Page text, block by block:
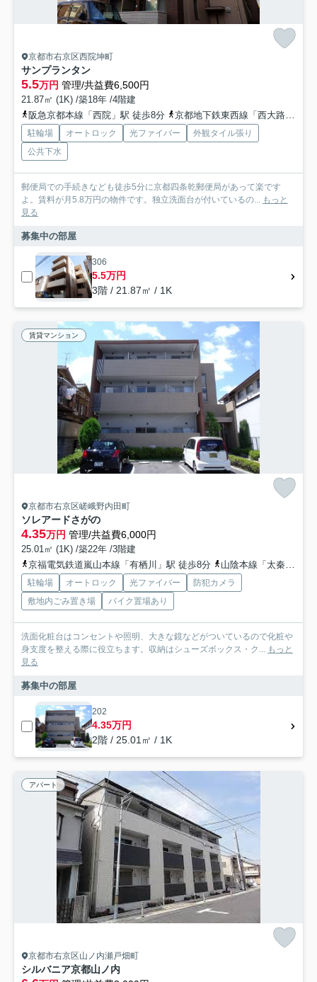
京都市右京区西院坤町
サンプランタン
5.5万円 管理/共益費6,500円
21.87㎡ (1K) /築18年 /4階建
阪急京都本線「西院」駅 徒歩8分
京都地下鉄東西線「西大路御池」駅 徒歩13分
駐輪場 オートロック 光ファイバー
外観タイル張り
公共下水
郵便局での手続きなども徒歩5分に京都四条乾郵便局があって楽です
よ。賃料が月5.8万円の物件です。独立洗面台が付いているの... もっと
見る
募集中の部屋
306
5.5万円
3階 / 21.87㎡ / 1K
賃貸マンション
京都市右京区嵯峨野内田町
ソレアードさがの
4.35万円 管理/共益費6,000円
25.01㎡ (1K) /築22年 /3階建
京福電気鉄道嵐山本線「有栖川」駅 徒歩8分
山陰本線「太秦」駅 徒歩20分
駐輪場 オートロック 光ファイバー
防犯カメラ
敷地内ごみ置き場
バイク置場あり
洗面化粧台はコンセントや照明、大きな鏡などがついているので化粧や
身支度を整える際に役立ちます。収納はシューズボックス・ク... もっと
見る
募集中の部屋
202
4.35万円
2階 / 25.01㎡ / 1K
アパート
京都市右京区山ノ内瀬戸畑町
シルバニア京都山ノ内